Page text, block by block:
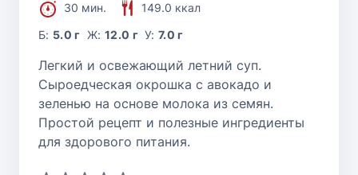
30 мин.
149.0 ккал
Б: 5.0 г Ж: 12.0 г У:7.0 г
Легкий и освежающий летний суп.
Сыроедческая окрошка с авокадо и
зеленью на основе молока из семян.
Простой рецепт и полезные ингредиенты
для здорового питания.